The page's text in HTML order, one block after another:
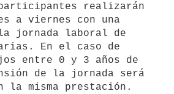
realizarán
a viernes con una
jornada laboral de
En el caso de
entre 0 y 3 años de
de la jornada será
la misma prestación.